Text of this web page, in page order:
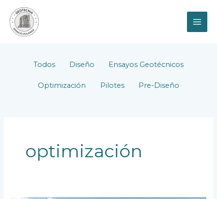
contenido
postsTodos Diseño Ensayos Geotécnicos
Optimización Pilotes Pre-Diseño
optimización